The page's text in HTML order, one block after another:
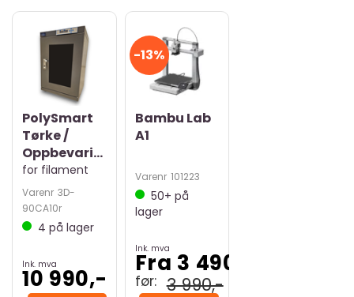
PolySmart
Tørke /
Oppbevaringsskap
for filament
Varenr 3D-
90CA10r
4 på lager
Ink. mva
10 990,-
13%
Bambu Lab
A1
Varenr 101223
50+ på
lager
Ink. mva
Fra 3 490,-
3 990,-